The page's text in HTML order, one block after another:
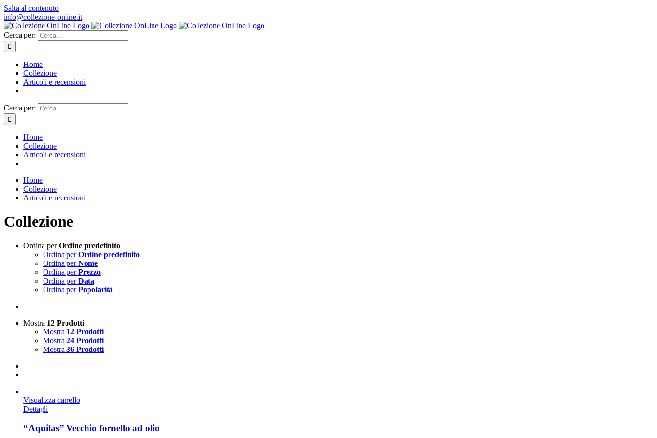
Salta al contenuto
info@collezione-online.it
Cerca per:
Home
Collezione
Articoli e recensioni
Cerca per:
Home
Collezione
Articoli e recensioni
Home
Collezione
Articoli e recensioni
Collezione
Ordina perOrdine predefinito
Ordina perOrdine predefinito
Ordina perNome
Ordina perPrezzo
Ordina perData
Ordina perPopolarità
Mostra 12 Prodotti
Mostra 12 Prodotti
Mostra 24 Prodotti
Mostra 36 Prodotti
Visualizza carrello
Dettagli
“Aquilas” Vecchio fornello ad olio